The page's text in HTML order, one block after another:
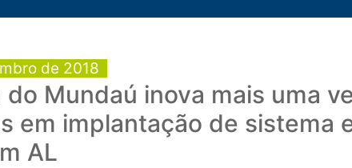
de 2018
do Mundaú inova mais uma
em implantação de sistema
AL